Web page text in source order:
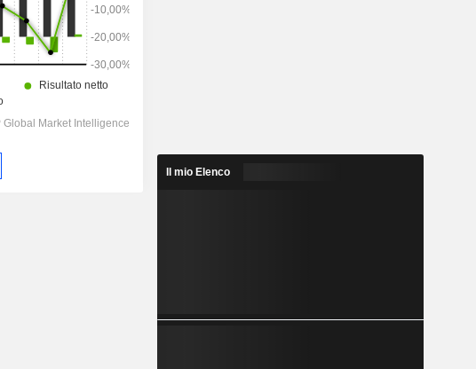
Il mio Elenco